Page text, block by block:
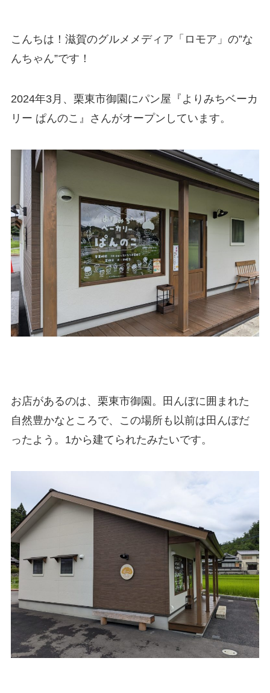
こんちは！滋賀のグルメメディア「ロモア」の”な
んちゃん”です！
2024年3月、栗東市御園にパン屋『よりみちベーカ
リー ぱんのこ』さんがオープンしています。
お店があるのは、栗東市御園。田んぼに囲まれた
自然豊かなところで、この場所も以前は田んぼだ
ったよう。1から建てられたみたいです。